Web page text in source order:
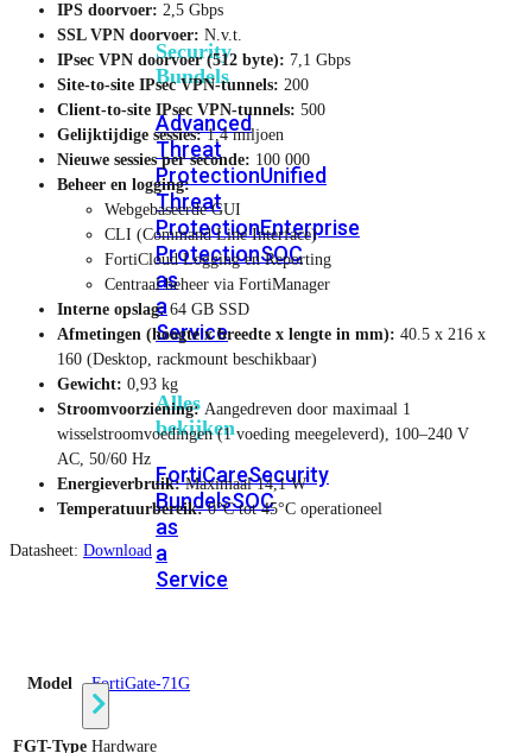
Security
Bundels
Advanced
Threat
ProtectionUnified
Threat
ProtectionEnterprise
ProtectionSOC
as
a
Service
Alles
bekijken
FortiCareSecurity
BundelsSOC
as
a
Service
IPS doorvoer: 2,5 Gbps
SSL VPN doorvoer: N.v.t.
IPsec VPN doorvoer (512 byte): 7,1 Gbps
Site-to-site IPsec VPN-tunnels: 200
Client-to-site IPsec VPN-tunnels: 500
Gelijktijdige sessies:1,4 miljoen
Nieuwe sessies per seconde: 100 000
Beheer en logging:
Webgebaseerde GUI
CLI (Command Line Interface)
FortiCloud Logging en Reporting
Centraal beheer via FortiManager
Interne opslag:64 GB SSD
Afmetingen (hoogte x breedte x lengte in mm): 40.5 x 216 x
160 (Desktop, rackmount beschikbaar)
Gewicht: 0,93 kg
Stroomvoorziening: Aangedreven door maximaal 1
wisselstroomvoedingen (1 voeding meegeleverd), 100–240 V
AC, 50/60 Hz
Energieverbruik:Maximaal 14,1 W
Temperatuurbereik:0°C tot 45°C operationeel
Datasheet: Download
Model FortiGate-71G
FGT-Type Hardware